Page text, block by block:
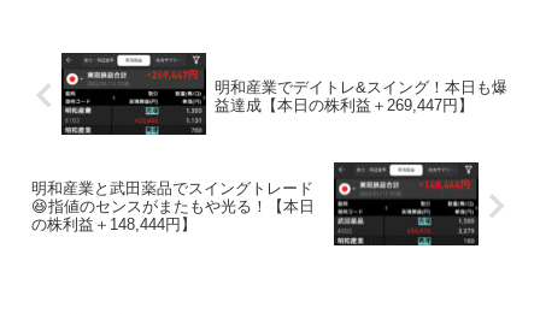
明和産業でデイトレ&スイング！本日も爆
益達成【本日の株利益＋269,447円】
明和産業と武田薬品でスイングトレード
😆指値のセンスがまたもや光る！【本日
の株利益＋148,444円】